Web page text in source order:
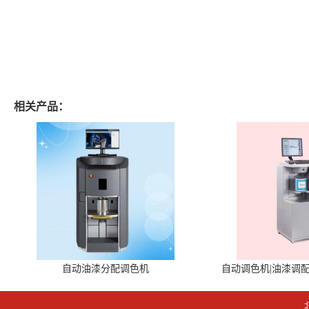
相关产品：
自动油漆分配调色机 自动调色机|油漆调